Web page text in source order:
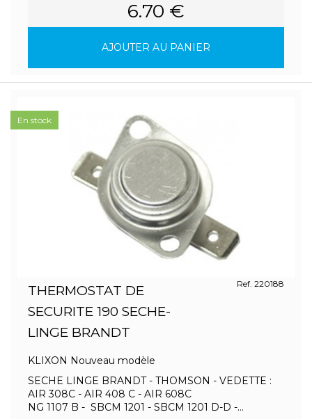
6.70 €
AJOUTER AU PANIER
THERMOSTAT DE
SECURITE 190 SECHE-
LINGE BRANDT
Ref. 220188
KLIXON Nouveau modèle
SECHE LINGE BRANDT - THOMSON - VEDETTE :
AIR 308C - AIR 408 C - AIR 608C
NG 1107 B - SBCM 1201 - SBCM 1201 D-D -...
En stock